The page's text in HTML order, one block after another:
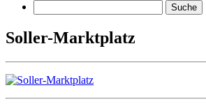
Suche
Soller-Marktplatz